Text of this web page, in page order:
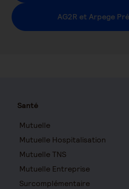
AG2R et Arpege
Santé
Mutuelle
Mutuelle Hospitalisation
Mutuelle TNS
Mutuelle Entreprise
Surcomplémentaire